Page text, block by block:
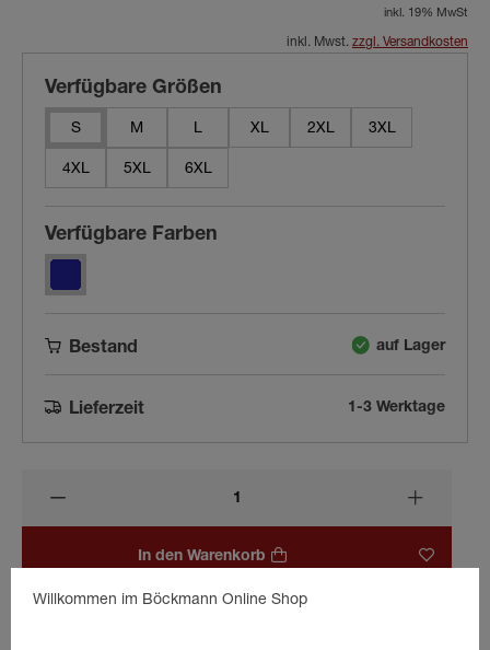
inkl. 19% MwSt
inkl. Mwst. zzgl. Versandkosten
Verfügbare Größen
S M L XL 2XL 3XL
4XL 5XL 6XL
Verfügbare Farben
Bestand auf Lager
Lieferzeit 1-3 Werktage
In den Warenkorb
Willkommen im Böckmann Online Shop